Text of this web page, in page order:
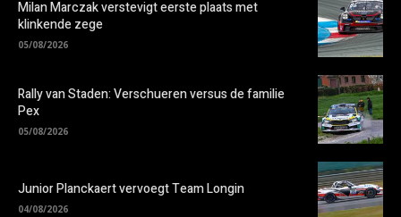
Milan Marczak verstevigt eerste plaats met
klinkende zege
05/08/2026
Rally van Staden: Verschueren versus de familie
Pex
05/08/2026
Junior Planckaert vervoegt Team Longin
04/08/2026